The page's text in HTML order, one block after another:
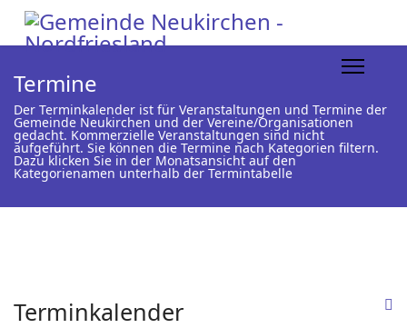
Termine
Der Terminkalender ist für Veranstaltungen und Termine der
Gemeinde Neukirchen und der Vereine/Organisationen
gedacht. Kommerzielle Veranstaltungen sind nicht
aufgeführt. Sie können die Termine nach Kategorien filtern.
Dazu klicken Sie in der Monatsansicht auf den
Kategorienamen unterhalb der Termintabelle
Terminkalender